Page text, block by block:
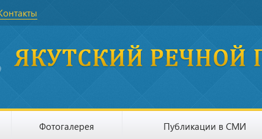
Фотогалерея Публикации в СМИ